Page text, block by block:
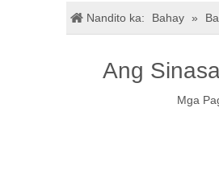
Nandito ka: Bahay »
Ang
Mga